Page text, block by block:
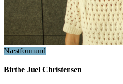
Næstformand
Birthe Juel Christensen